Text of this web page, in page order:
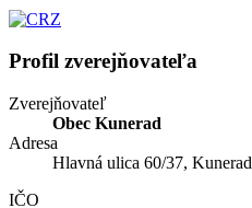
Profil zverejňovateľa
Zverejňovateľ
Obec Kunerad
Adresa
Hlavná ulica 60/37, Kunerad
IČO